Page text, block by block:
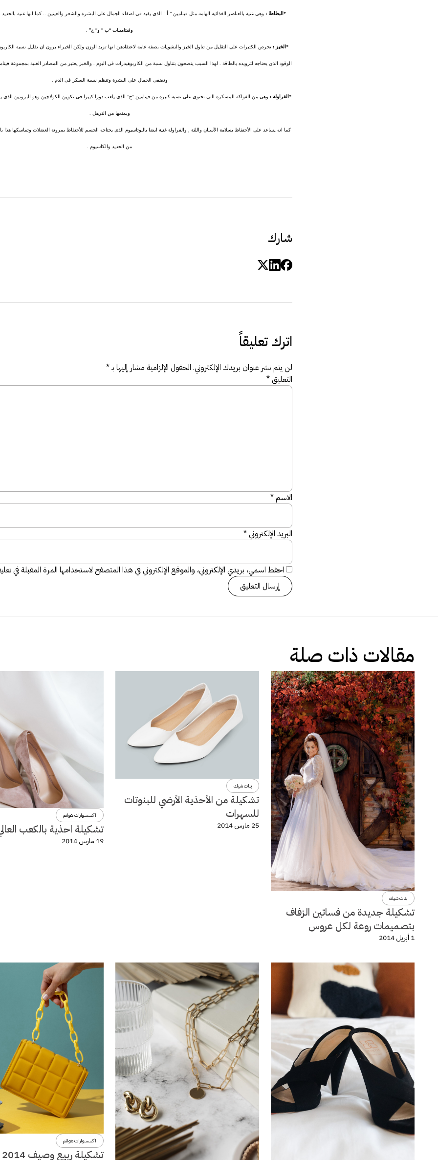
*البطاطا : وهى غنية بالعناصر الغذائية الهامة مثل فيتامين ” أ ” الذى يفيد فى اضفاء الجمال على البشرة والشعر والعينين .. كما انها غنية بالحديد
وفيتامينات “ب ” و” ج” .
*الخبز : تحرص الكثيرات على التقليل من تناول الخبز والنشويات بصفة عامة لاعتقادهن انها تزيد الوزن ولكن الخبراء يرون ان تقليل نسبة
الوقود الذى يحتاجه لتزويده بالطاقة . لهذا السبب ينصحون بتناول نسبة من الكاربوهيدرات فى اليوم . والخبز يعتبر من المصادر الغنية بمجموعة
وتضفى الجمال على البشرة وتنظم نسبة السكر فى الدم .
*الفراولة : وهى من الفواكه المسكرة التى تحتوى على نسبة كبيرة من فيتامين “ج” الذى يلعب دورا كبيرا فى تكوين الكولاجين وهو البروتين
ويمنعها من الترهل .
كما انه يساعد على الأحتفاظ بسلامة الأسنان واللثة , والفراولة غنية ايضا بالبوتاسيوم الذى يحتاجه الجسم للأحتفاظ بمرونة العضلات وتماسكها هذا
من الحديد والكاسيوم .
شارك
اترك تعليقاً
لن يتم نشر عنوان بريدك الإلكتروني. الحقول الإلزامية مشار إليها بـ*
التعليق*
الاسم*
البريد الإلكتروني*
احفظ اسمي، بريدي الإلكتروني، والموقع الإلكتروني في هذا المتصفح لاستخدامها المرة المقبلة في
مقالات ذات صلة
بنات شيك
تشكيلة جديدة من فساتين الزفاف
بتصميمات روعة لكل عروس
1 أبريل 2014
بنات شيك
تشكيلة من الأحذية الأرضي للبنوتات
للسهرات
25 مارس 2014
اكسسوارات هوانم
تشكيلة احذية بالكعب
19 مارس 2014
اكسسوارات هوانم